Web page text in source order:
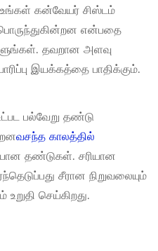
கன்வேயர் சிஸ்டம்
பொருந்துகின்றன என்பதை
தவறான அளவு
இயக்கத்தை பாதிக்கும்.
பல்வேறு தண்டு
வசந்த காலத்தில்
தண்டுகள். சரியான
சீரான நிறுவலையும்
செய்கிறது.